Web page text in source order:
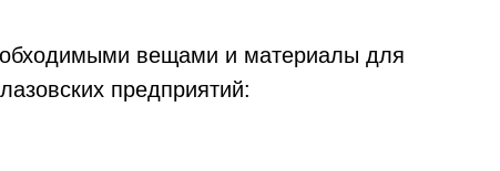
вещами и материалы для
предприятий: